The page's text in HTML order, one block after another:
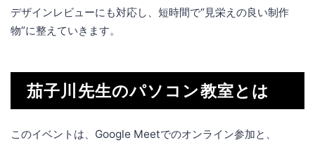
デザインレビューにも対応し、短時間で“見栄えの良い制作
物”に整えていきます。
茄子川先生のパソコン教室とは
このイベントは、Google Meetでのオンライン参加と、